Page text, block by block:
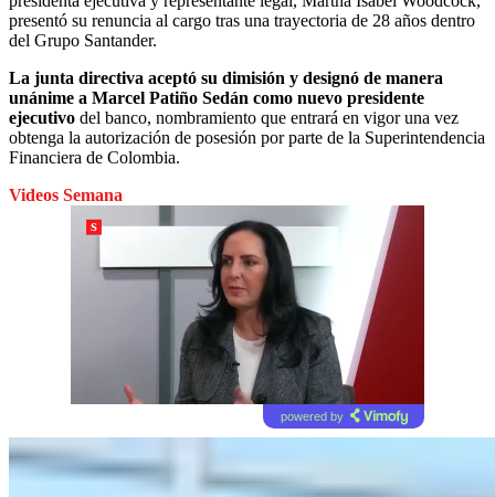
presentó su renuncia al cargo tras una trayectoria de 28 años dentro
del Grupo Santander.
La junta directiva aceptó su dimisión y designó de manera
unánime a Marcel Patiño Sedán como nuevo presidente
ejecutivo del banco, nombramiento que entrará en vigor una vez
obtenga la autorización de posesión por parte de la Superintendencia
Financiera de Colombia.
Videos Semana
powered by